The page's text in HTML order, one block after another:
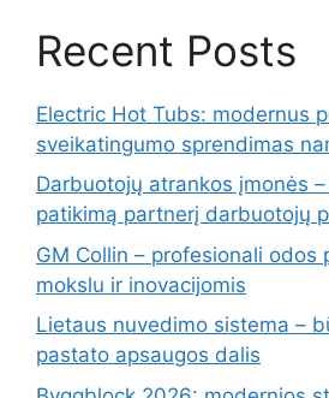
Recent Posts
Electric Hot Tubs: modernus
sveikatingumo sprendimas
Darbuotojų atrankos įmonės
patikimą partnerį darbuotojų
GM Collin – profesionali odos
mokslu ir inovacijomis
Lietaus nuvedimo sistema –
pastato apsaugos dalis